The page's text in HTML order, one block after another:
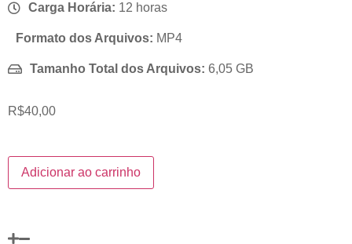
Carga Horária: 12 horas
Formato dos Arquivos: MP4
Tamanho Total dos Arquivos: 6,05 GB
R$40,00
Adicionar ao carrinho